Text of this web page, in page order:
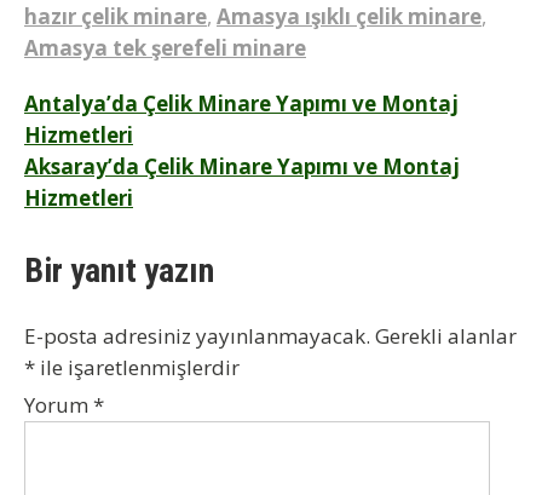
hazır çelik minare, Amasya ışıklı çelik minare,
Amasya tek şerefeli minare
Yazı
gezinmesi
Antalya’da Çelik Minare Yapımı ve Montaj
Hizmetleri
Aksaray’da Çelik Minare Yapımı ve Montaj
Hizmetleri
Bir yanıt yazın
E-posta adresiniz yayınlanmayacak. Gerekli alanlar
* ile işaretlenmişlerdir
Yorum *